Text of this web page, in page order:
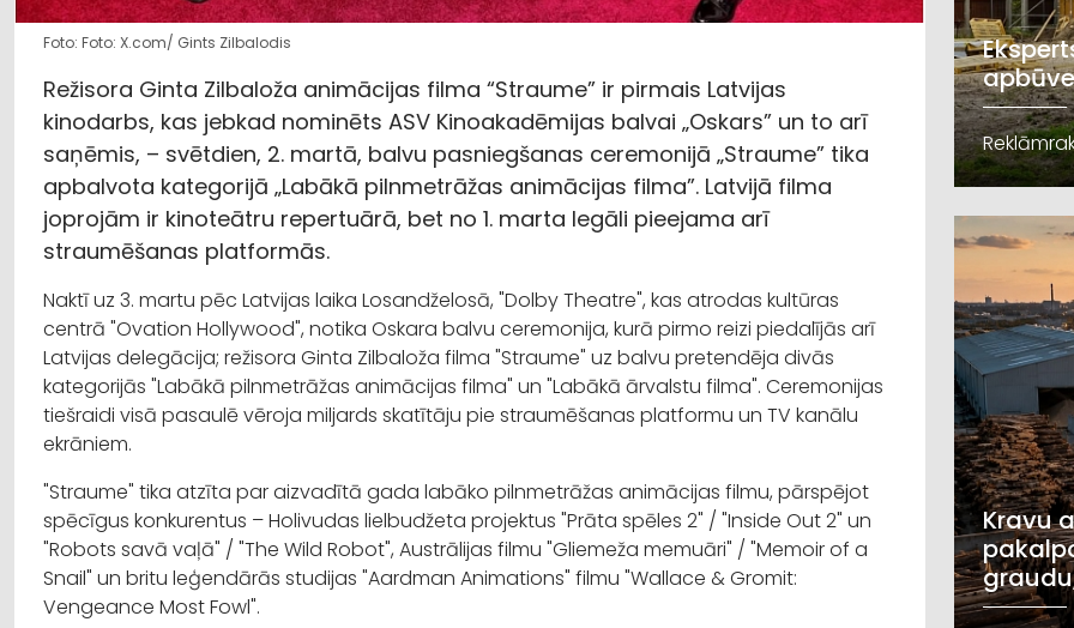
Foto: Foto: X.com/ Gints Zilbalodis
Režisora Ginta Zilbaloža animācijas filma “Straume” ir pirmais Latvijas
kinodarbs, kas jebkad nominēts ASV Kinoakadēmijas balvai „Oskars” un to arī
saņēmis, – svētdien, 2. martā, balvu pasniegšanas ceremonijā „Straume” tika
apbalvota kategorijā „Labākā pilnmetrāžas animācijas filma”. Latvijā filma
joprojām ir kinoteātru repertuārā, bet no 1. marta legāli pieejama arī
straumēšanas platformās.
Naktī uz 3. martu pēc Latvijas laika Losandželosā, "Dolby Theatre", kas atrodas kultūras
centrā "Ovation Hollywood", notika Oskara balvu ceremonija, kurā pirmo reizi piedalījās arī
Latvijas delegācija; režisora Ginta Zilbaloža filma "Straume" uz balvu pretendēja divās
kategorijās ­"Labākā pilnmetrāžas animācijas filma" un "Labākā ārvalstu filma". Ceremonijas
tiešraidi visā pasaulē vēroja miljards skatītāju pie straumēšanas platformu un TV kanālu
ekrāniem.
"Straume" tika atzīta par aizvadītā gada labāko pilnmetrāžas animācijas filmu, pārspējot
spēcīgus konkurentus ­– Holivudas lielbudžeta projektus "Prāta spēles 2" / "Inside Out 2" un
"Robots savā vaļā" / "The Wild Robot", Austrālijas filmu "Gliemeža memuāri" / "Memoir of a
Snail" un britu leģendārās studijas "Aardman Animations" filmu "Wallace & Gromit:
Vengeance Most Fowl".
Kravu